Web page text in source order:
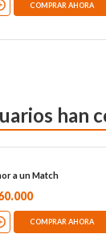
COMPRAR AHORA
han
a un Match
.000
COMPRAR AHORA